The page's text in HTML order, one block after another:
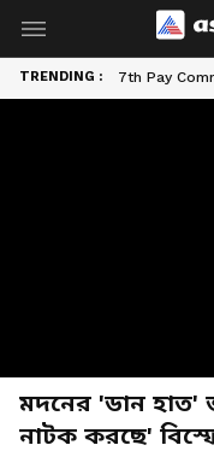
TRENDING : 7th Pay
মদনের 'ডান হাত'
নাটক করছে'